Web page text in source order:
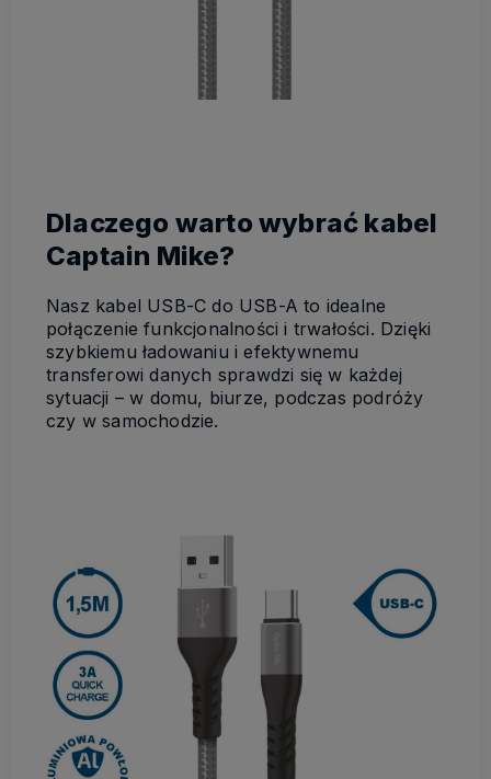
Dlaczego warto wybrać kabel
Captain Mike?
Nasz kabel USB-C do USB-A to idealne
połączenie funkcjonalności i trwałości. Dzięki
szybkiemu ładowaniu i efektywnemu
transferowi danych sprawdzi się w każdej
sytuacji – w domu, biurze, podczas podróży
czy w samochodzie.